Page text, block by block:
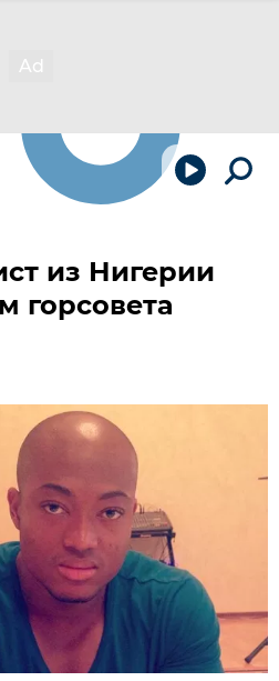
из Нигерии
горсовета